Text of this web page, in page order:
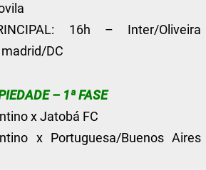
16h – Inter/Oliveira
madrid/DC
– 1ª FASE
x Jatobá FC
x Portuguesa/Buenos Aires